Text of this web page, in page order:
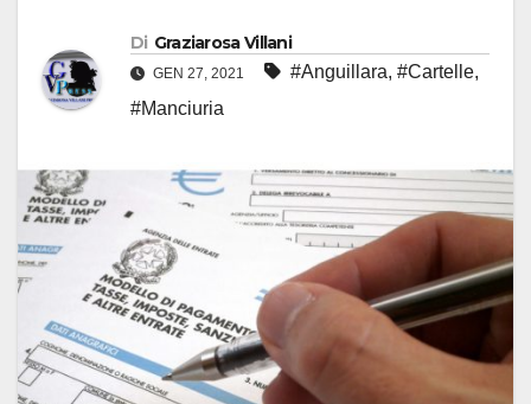
Di Graziarosa Villani
GEN 27, 2021 #Anguillara, #Cartelle,
#Manciuria